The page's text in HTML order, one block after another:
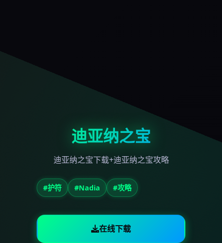
迪亚纳之宝
迪亚纳之宝下载+迪亚纳之宝攻略
#护符 #Nadia #攻略
在线下载